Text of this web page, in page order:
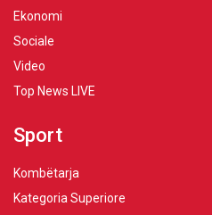
Ekonomi
Sociale
Video
Top News LIVE
Sport
Kombëtarja
Kategoria Superiore